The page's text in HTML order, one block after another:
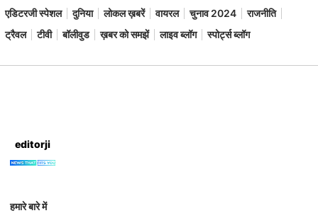
एडिटरजी स्पेशल
दुनिया लोकल ख़बरें वायरल चुनाव 2024
राजनीति
ट्रैवल
टीवी बॉलीवुड ख़बर को समझें लाइव ब्लॉग स्पोर्ट्स ब्लॉग
editorji
हमारे बारे में